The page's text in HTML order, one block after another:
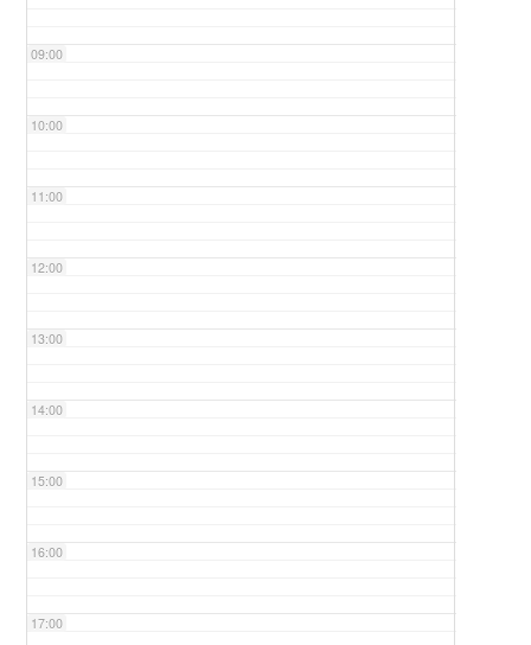
09:00
10:00
11:00
12:00
13:00
14:00
15:00
16:00
17:00